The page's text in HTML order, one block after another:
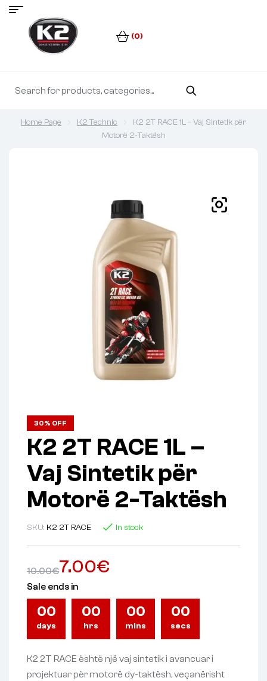
(0)
Home Page K2 Technic
K2 2T RACE 1L – Vaj Sintetik për
Motorë 2-Taktësh
30% OFF
K2 2T RACE 1L –
Vaj Sintetik për
Motorë 2-Taktësh
SKU: K2 2T RACE In stock
10.00€7.00€
Sale ends in
00
days
00
hrs
00
mins
00
secs
K2 2T RACE është një vaj sintetik i avancuar i
projektuar për motorë dy-taktësh, veçanërisht